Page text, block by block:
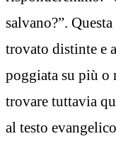
salvano?”.
trovato distinte e
poggiata su più o
trovare tuttavia
al testo